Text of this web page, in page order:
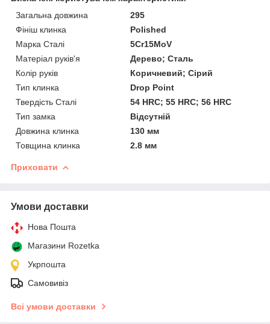
Загальна довжина
295
Фініш клинка
Polished
Марка Сталі
5Cr15MoV
Матеріал руків'я
Дерево; Сталь
Колір руків
Коричневий; Сірий
Тип клинка
Drop Point
Твердість Сталі
54 HRC; 55 HRC; 56 HRC
Тип замка
Відсутній
Довжина клинка
130 мм
Товщина клинка
2.8 мм
Приховати
Умови доставки
Нова Пошта
Магазини Rozetka
Укрпошта
Самовивіз
Всі умови доставки